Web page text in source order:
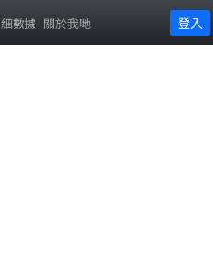
細數據 關於我哋 登入